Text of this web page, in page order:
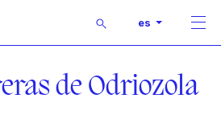
Buscar es
de Odriozola